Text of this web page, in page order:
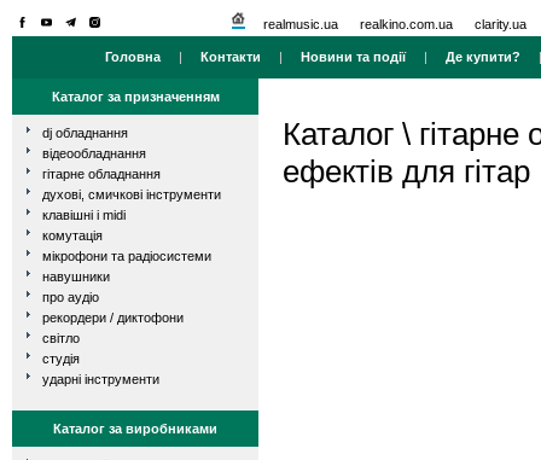
realmusic.ua realkino.com.ua clarity.ua
Головна | Контакти | Новини та події| Де купити?
Каталог за призначенням
dj обладнання
відеообладнання
гітарне обладнання
духові, смичкові інструменти
клавішні і midi
комутація
мікрофони та радіосистеми
навушники
про аудіо
рекордери / диктофони
світло
студія
ударні інструменти
Каталог за виробниками
Каталог \ гітарне
ефектів для гітар